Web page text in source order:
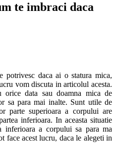
te imbraci daca
potrivesc daca ai o statura mica,
vom discuta in articolul acesta.
orice data sau doamna mica de
sa para mai inalte. Sunt utile de
parte superioara a corpului are
inferioara. In aceasta situatie
inferioara a corpului sa para ma
face acest lucru, daca le alegeti in